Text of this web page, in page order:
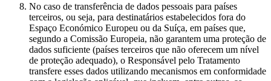
No caso de transferência de dados pessoais para países
terceiros, ou seja, para destinatários estabelecidos fora do
Espaço Económico Europeu ou da Suíça, em países que,
segundo a Comissão Europeia, não garantem uma proteção de
dados suficiente (países terceiros que não oferecem um nível
de proteção adequado), o Responsável pelo Tratamento
transfere esses dados utilizando mecanismos em conformidade